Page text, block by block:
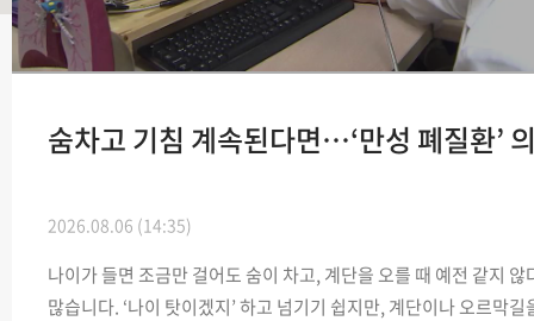
숨차고 기침 계속된다면…‘만성 폐질환’
2026.08.06 (14:35)
나이가 들면 조금만 걸어도 숨이 차고, 계단을 오를 때 예전 같지
많습니다. ‘나이 탓이겠지’ 하고 넘기기 쉽지만, 계단이나 오르막길을 오를 때 유독 숨